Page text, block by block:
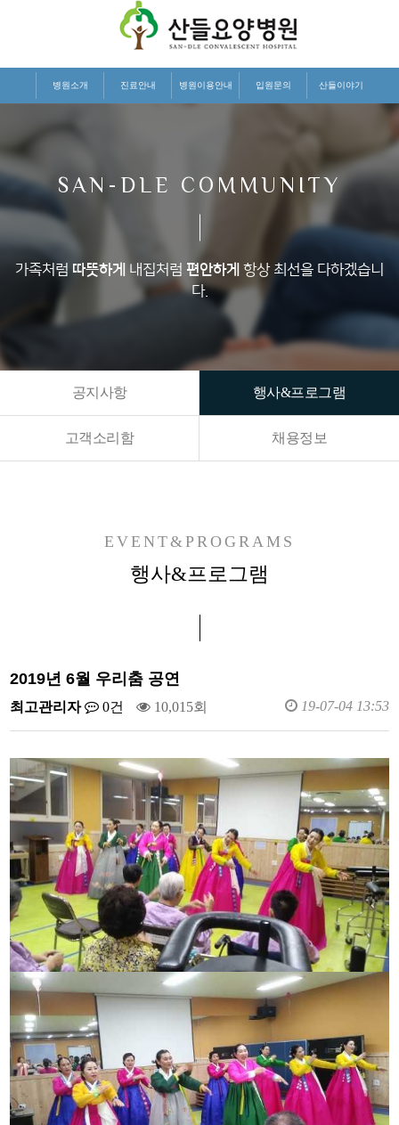
병원소개 진료안내 병원이용안내 입원문의 산들이야기
SAN-DLE COMMUNITY
가족처럼 따뜻하게 내집처럼 편안하게 항상 최선을 다하겠습니
다.
공지사항 행사&프로그램
고객소리함 채용정보
EVENT&PROGRAMS
행사&프로그램
2019년 6월 우리춤 공연
최고관리자 0건 10,015회 19-07-04 13:53